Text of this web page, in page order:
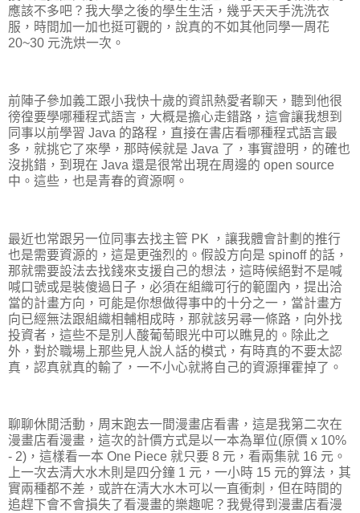
應該不多吧？我大學之後的學生生活，幾乎天天手洗洗衣
服，時間加一加也挺可觀的，說真的不如其他同學一周花
20~30 元洗烘一次。
前陣子參加義工跟小我快十歲的資訊熱愛者聊天，聽到他很
徬徨要學哪種程式語言，大概是擔心走錯路，這會讓我想到
同事以前學習 Java 的路程，直接在書店看哪種程式語言最
多，就挑它了來學，那時候就是 Java 了，事實證明，的確也
沒挑錯，到現在 Java 還是很常出現在周邊的 open source
中。這些，也是青春的資源啊。
最近也常跟另一位同事去找主管 PK ，讓我體會計劃的推行
也是需要資源的，這是更強烈的。假設方向是 spinoff 的話，
那就需要設法去找錢來支援自己的想法，這時候絕對不是喊
喊口號或是裝傻過日子，必須在組織可行的範圍內，提出洽
當的計畫方向，可能是你想做得事中的十分之一，當計畫方
向已經無法跟組織相輔相成時，那就該另尋一條路，向外找
投資者，這些不是別人酸葡萄眼光中可以瞧見的。除此之
外，對於職場上那些見人說人話的模式，有時真的不要太認
真，認真就真的輸了，一不小心就將自己的資源揮霍掉了。
聊聊休閒活動，周末跑去一間漫畫店看書，這是我第二次在
漫畫店看漫畫，這次的計價方式是以一本為單位(原價 x 10%
- 2)，這樣看一本 One Piece 就只要 8 元，看兩集就 16 元。
上一次去清大水木則是四分鐘 1 元，一小時 15 元的算法，其
實兩種都不差，或許在清大水木可以一直衝刺，但在時間的
追趕下會不會損失了看漫畫的樂趣呢？我覺得到漫畫店看漫